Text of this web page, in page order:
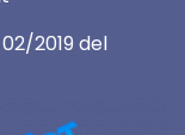
2019 del